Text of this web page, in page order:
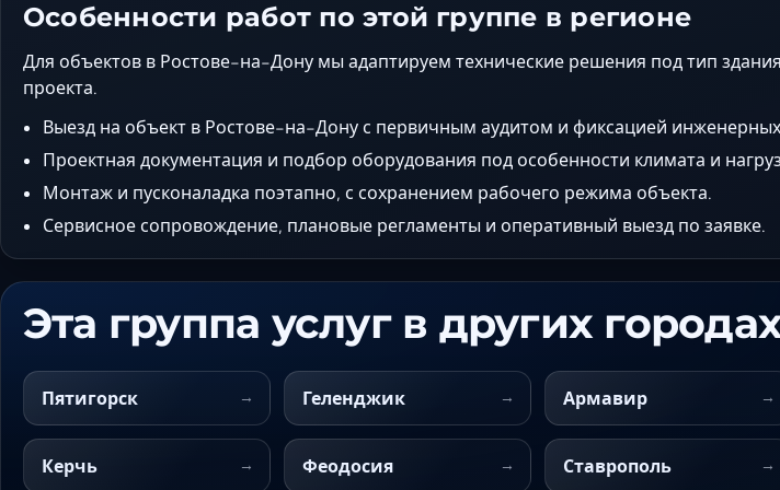
Особенности работ по этой группе в регионе
Для объектов в Ростове-на-Дону мы адаптируем технические решения под тип
проекта.
Выезд на объект в Ростове-на-Дону с первичным аудитом и фиксацией
Проектная документация и подбор оборудования под особенности климата и
Монтаж и пусконаладка поэтапно, с сохранением рабочего режима объекта.
Сервисное сопровождение, плановые регламенты и оперативный выезд по заявке.
Эта группа услуг в других
Пятигорск Геленджик Армавир
Керчь Феодосия Ставрополь